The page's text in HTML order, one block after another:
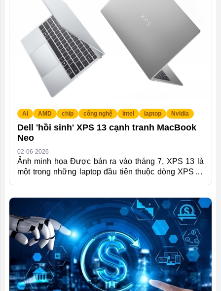
hệ mới dành cho AI suy luận...
AI AMD chip công nghệ Intel laptop Nvidia
Dell 'hồi sinh' XPS 13 cạnh tranh MacBook
Neo
02-06-2026
Ảnh minh họa Được bán ra vào tháng 7, XPS 13 là
một trong những laptop đầu tiên thuộc dòng XPS ra
Máy có giá khởi điểm 699 USD, nhưng sẽ bán
khuyến mãi ở mức 599 USD đến tháng 9, tương
đương MacBook Neo. TheoThe Verge, với chênh
lệch 100 USD, Dell "sẽ phải nỗ lực để chứng minh
sản phẩm mới xứng đáng với số tiền đó". Thông Tin
Chi Tiết Trong...